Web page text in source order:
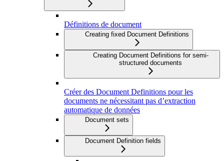
Définitions de document
Creating fixed Document Definitions
Creating Document Definitions for semi-
structured documents
Créer des Document Definitions pour les
documents ne nécessitant pas d’extraction
automatique de données
Document sets
Document Definition fields